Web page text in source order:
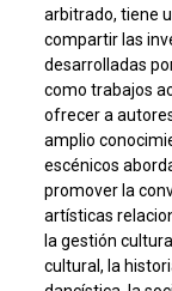
arbitrado, tiene
compartir las
desarrolladas
como trabajos
ofrecer a
amplio
escénicos
promover la
artísticas
la gestión
cultural, la